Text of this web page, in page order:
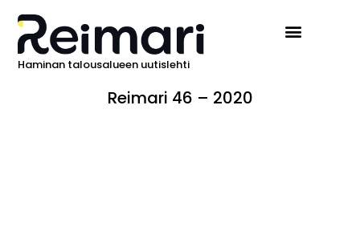
Haminan talousalueen uutislehti
Reimari 46 – 2020